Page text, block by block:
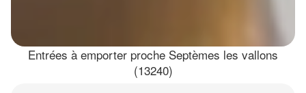
Entrées à emporter proche Septèmes les vallons
(13240)